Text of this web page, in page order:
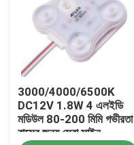
COB নেতৃত্বাধীন ফালা
আরজিবি এলইডি স্ট্রিপ
একক রঙের LED স্ট্রিপ
টিউনযোগ্য সাদা LED স্ট্রিপ
3000/4000/6500K
DC12V 1.8W 4 এলইডি
মডিউল 80-200 মিমি গভীরতা
বাক্সের জন্য সেরা সাইন